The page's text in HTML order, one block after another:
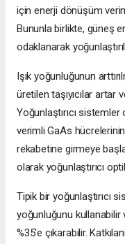
için enerji dönüşüm
Bununla birlikte, güneş
odaklanarak
Işık yoğunluğunun
üretilen taşıyıcılar artar
Yoğunlaştırıcı
verimli GaAs
rekabetine girmeye
olarak yoğunlaştırıcı
Tipik bir yoğunlaştırıcı
yoğunluğunu kullanabilir
%35'e çıkarabilir.